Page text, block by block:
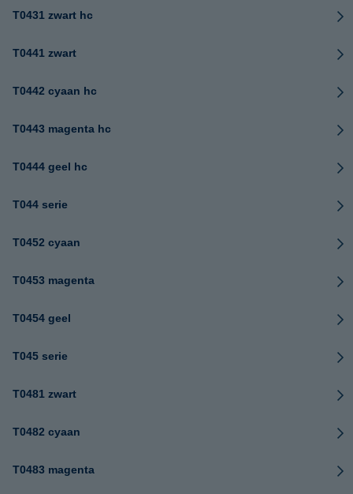
T0431 zwart hc
T0441 zwart
T0442 cyaan hc
T0443 magenta hc
T0444 geel hc
T044 serie
T0452 cyaan
T0453 magenta
T0454 geel
T045 serie
T0481 zwart
T0482 cyaan
T0483 magenta